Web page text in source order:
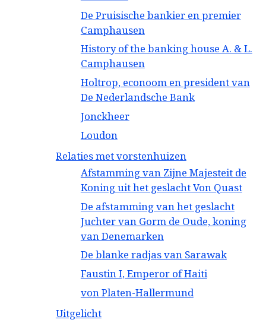
De Pruisische bankier en premier
Camphausen
History of the banking house A. & L.
Camphausen
Holtrop, econoom en president van
De Nederlandsche Bank
Jonckheer
Loudon
Relaties met vorstenhuizen
Afstamming van Zijne Majesteit de
Koning uit het geslacht Von Quast
De afstamming van het geslacht
Juchter van Gorm de Oude, koning
van Denemarken
De blanke radjas van Sarawak
Faustin I, Emperor of Haiti
von Platen-Hallermund
Uitgelicht